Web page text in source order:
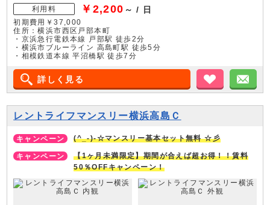
利用料 ￥2,200 ～ / 日
初期費用￥37,000
住所：横浜市西区戸部本町
・京浜急行電鉄本線 戸部駅 徒歩2分
・横浜市ブルーライン 高島町駅 徒歩5分
・相模鉄道本線 平沼橋駅 徒歩7分
詳しく見る お気に入
レントライフマンスリー横浜高島Ｃ
(^_-)-☆マンスリー基本セット無料 ☆彡
【1ヶ月未満限定】期間が合えば超お得！！賃料
50％OFFキャンペーン！